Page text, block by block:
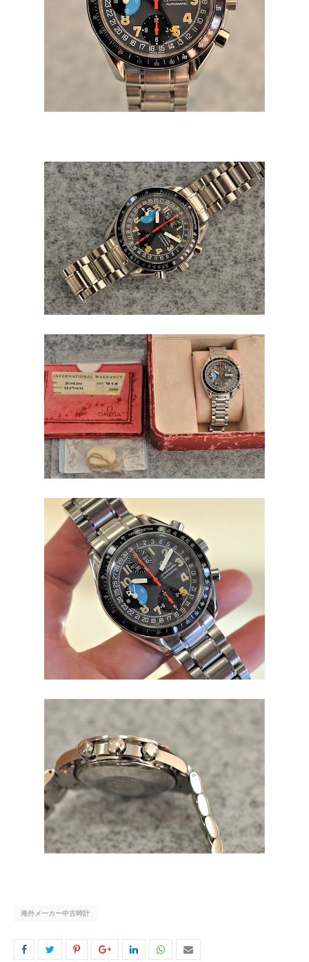
海外メーカー中古時計